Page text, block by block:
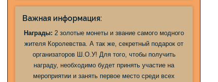
Важная информация:
Награды: 2 золотые монеты и звание самого модного
жителя Королевства. А так же, секретный подарок от
организаторов Ш.О.У! Для того, чтобы получить
награду, необходимо будет принять участие на
мероприятии и занять первое место среди всех